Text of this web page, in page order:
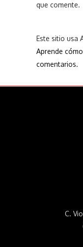
que comente.
Este sitio usa
Aprende
comentarios.
C.